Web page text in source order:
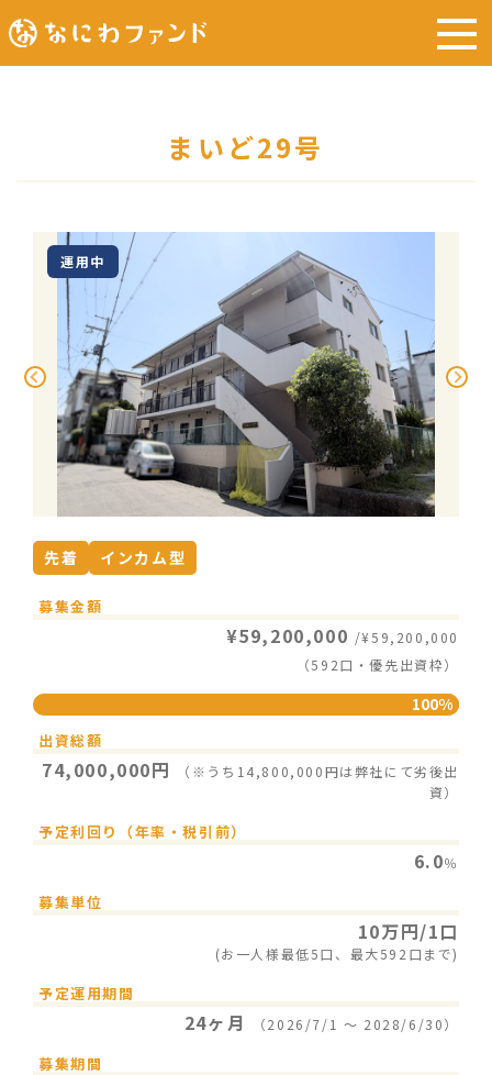
まいど29号
運用中
先着 インカム型
募集金額
¥59,200,000 /¥59,200,000
（592口・優先出資枠）
100%
出資総額
74,000,000円
（※うち14,800,000円は弊社にて劣後出
資）
予定利回り（年率・税引前）
6.0％
募集単位
10万円/1口
(お一人様最低5口、最大592口まで)
予定運用期間
24ヶ月 （2026/7/1 〜 2028/6/30）
募集期間